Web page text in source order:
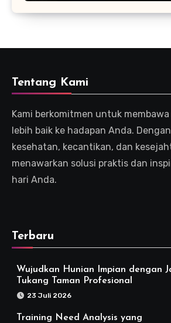
Tentang Kami
Kami berkomitmen untuk
lebih baik ke hadapan Anda.
kesehatan, kecantikan, dan
menawarkan solusi praktis dan
hari Anda.
Terbaru
Wujudkan Hunian Impian dengan
Tukang Taman Profesional
23 Juli 2026
Training Need Analysis yang